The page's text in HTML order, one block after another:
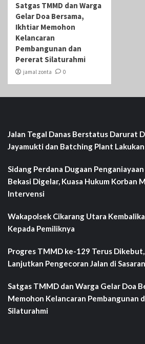
Satgas TMMD dan Warga
Gelar Doa Bersama,
Ikhtiar Memohon
Kelancaran
Pembangunan dan
Pererat Silaturahmi
jamal zonta 0
Jalan Tegal Danas Berstatus Darurat
Jayamukti dan Batching Plant
Sidang Perdana Dugaan
Bekasi Digelar, Kuasa Hukum Korban
Intervensi
Wakapolsek Cikarang Utara
Kepada Pemiliknya
Progres TMMD ke-129 Terus Dikebut,
Lanjutkan Pengecoran Jalan di
Satgas TMMD dan Warga Gelar Doa
Memohon Kelancaran Pembangunan
Silaturahmi